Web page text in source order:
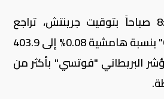
وبحلول الساعة 8:15 صباحاً بتوقيت جرينتش، تراجع
مؤشر "ستوكس 600" بنسبة هامشية 0.08% إلى 403.9
البريطاني "فوتسي" بأكثر من
.